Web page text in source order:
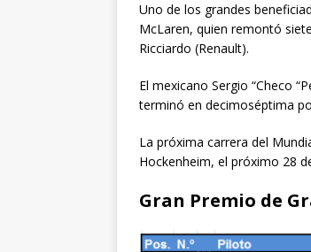
Uno de los grandes
McLaren, quien remontó
Ricciardo (Renault).
El mexicano Sergio “Checo
terminó en decimoséptima
La próxima carrera del
Hockenheim, el próximo 28
Gran Premio de